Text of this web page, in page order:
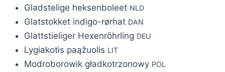
Gladstelige heksenboleet NLD
Glatstokket indigo-rørhat DAN
Glattstieliger Hexenröhrling DEU
Lygiakotis paąžuolis LIT
Modroborowik gładkotrzonowy POL